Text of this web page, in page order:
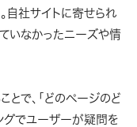
自社サイトに寄せられ
いなかったニーズや情
とで、「どのページのど
グでユーザーが疑問を